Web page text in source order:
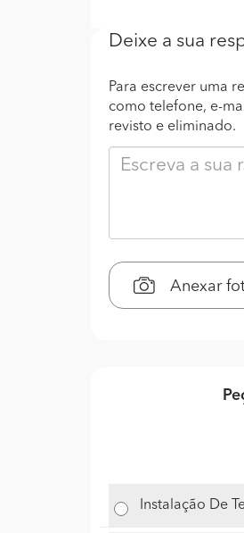
Deixe a sua
Para escrever uma
como telefone, e-
revisto e eliminado.
Anexar
Instalação De